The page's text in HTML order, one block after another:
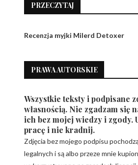
PRZECZYTAJ
Recenzja myjki Milerd Detoxer
PRAWA AUTORSKIE
Wszystkie teksty i podpisane
własnością. Nie zgadzam się
ich bez mojej wiedzy i zgody.
pracę i nie kradnij.
Zdjęcia bez mojego podpisu
legalnych i są albo przeze mnie